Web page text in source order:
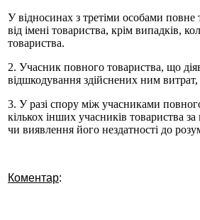
У відносинах з третіми особами
від імені товариства, крім випадків,
товариства.
2. Учасник повного товариства, що
відшкодування здійснених ним
3. У разі спору між учасниками
кількох інших учасників товариства
чи виявлення його нездатності до
Коментар: